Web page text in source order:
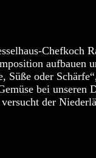
Chefkoch
oder
bei
der